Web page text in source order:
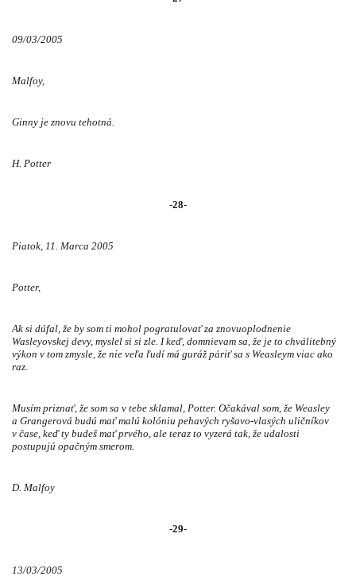
09/03/2005
Malfoy,
Ginny je znovu tehotná.
H. Potter
-28-
Piatok, 11. Marca 2005
Potter,
Ak si dúfal, že by som ti mohol pogratulovať za znovuoplodnenie
Wasleyovskej devy, myslel si si zle. I keď, domnievam sa, že je to chválitebný
výkon v tom zmysle, že nie veľa ľudí má guráž páriť sa s Weasleym viac ako
raz.
Musím priznať, že som sa v tebe sklamal, Potter. Očakával som, že Weasley
a Grangerová budú mať malú kolóniu pehavých ryšavo-vlasých uličníkov
v čase, keď ty budeš mať prvého, ale teraz to vyzerá tak, že udalosti
postupujú opačným smerom.
D. Malfoy
-29-
13/03/2005